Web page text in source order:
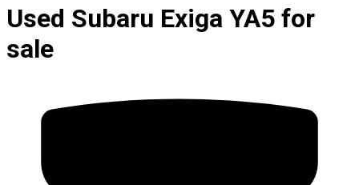
Used Subaru Exiga YA5 for
sale